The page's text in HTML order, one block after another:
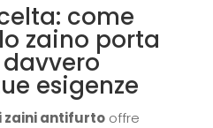
come
zaino porta
esigenze
zaini antifurtooffre